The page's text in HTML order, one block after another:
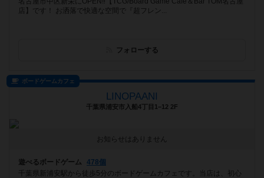
店】です！ お洒落で快適な空間で『超フレン...
フォローする
ボードゲームカフェ
LINOPAANI
千葉県浦安市入船4丁目1−12 2F
お知らせはありません
遊べるボードゲーム
478個
千葉県新浦安駅から徒歩5分のボードゲームカフェです。当店は、初心